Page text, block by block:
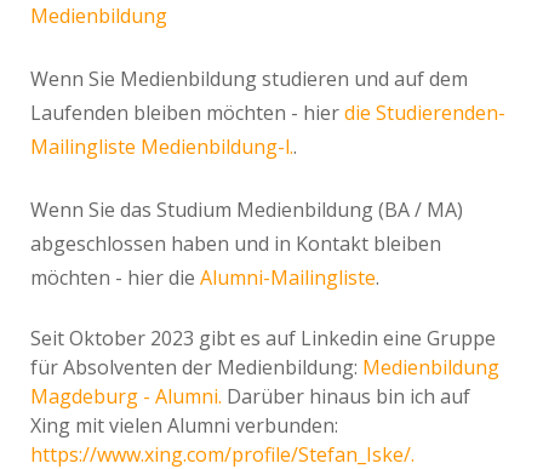
Medienbildung
Wenn Sie Medienbildung studieren und auf dem
Laufenden bleiben möchten - hierdie Studierenden-
Mailingliste Medienbildung-l..
Wenn Sie das Studium Medienbildung (BA / MA)
abgeschlossen haben und in Kontakt bleiben
möchten - hier die Alumni-Mailingliste.
Seit Oktober 2023 gibt es auf Linkedin eine Gruppe
für Absolventen der Medienbildung: Medienbildung
Magdeburg - Alumni. Darüber hinaus bin ich auf
Xing mit vielen Alumni verbunden:
https://www.xing.com/profile/Stefan_Iske/.